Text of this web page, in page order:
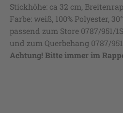
Stickhöhe: ca 32 cm,
Farbe: weiß, 100% Polyester,
passend zum Store 0787/951/
und zum Querbehang 0787/
Achtung! Bitte immer im